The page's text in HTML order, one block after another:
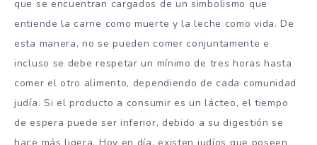
que se encuentran cargados de un simbolismo que
entiende la carne como muerte y la leche como vida. De
esta manera, no se pueden comer conjuntamente e
incluso se debe respetar un mínimo de tres horas hasta
comer el otro alimento, dependiendo de cada comunidad
judía. Si el producto a consumir es un lácteo, el tiempo
de espera puede ser inferior, debido a su digestión se